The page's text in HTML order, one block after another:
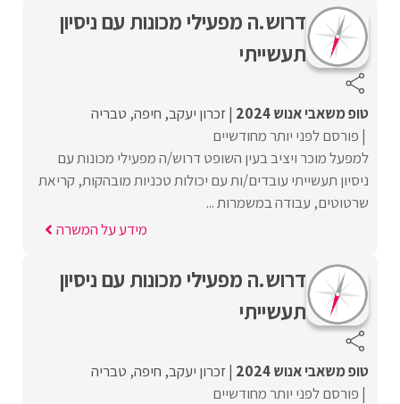
דרוש.ה מפעילי מכונות עם ניסיון
תעשייתי
טופ משאבי אנוש 2024 זכרון יעקב חיפה טבריה
פורסם לפני יותר מחודשיים
למפעל מוכר ויציב בעין השופט דרוש/ה מפעילי מכונות עם
ניסיון תעשייתי עובדים/ות עם יכולות טכניות מובהקות, קריאת
שרטוטים, עבודה במשמרות ...
מידע על המשרה
דרוש.ה מפעילי מכונות עם ניסיון
תעשייתי
טופ משאבי אנוש 2024 זכרון יעקב חיפה טבריה
פורסם לפני יותר מחודשיים